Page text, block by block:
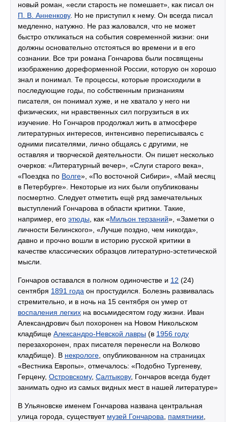
новый роман, «если старость не помешает», как писал он
П. В. Анненкову. Но не приступил к нему. Он всегда писал
медленно, натужно. Не раз жаловался, что не может
быстро откликаться на события современной жизни: они
должны основательно отстояться во времени и в его
сознании. Все три романа Гончарова были посвящены
изображению дореформенной России, которую он хорошо
знал и понимал. Те процессы, которые происходили в
последующие годы, по собственным признаниям
писателя, он понимал хуже, и не хватало у него ни
физических, ни нравственных сил погрузиться в их
изучение. Но Гончаров продолжал жить в атмосфере
литературных интересов, интенсивно переписываясь с
одними писателями, лично общаясь с другими, не
оставляя и творческой деятельности. Он пишет несколько
очерков: «Литературный вечер», «Слуги старого века»,
«Поездка по Волге», «По восточной Сибири», «Май месяц
в Петербурге». Некоторые из них были опубликованы
посмертно. Следует отметить ещё ряд замечательных
выступлений Гончарова в области критики. Такие,
например, его этюды , как «Мильон терзаний», «Заметки о
личности Белинского», «Лучше поздно, чем никогда»,
давно и прочно вошли в историю русской критики в
качестве классических образцов литературно-эстетической
мысли.
Гончаров оставался в полном одиночестве и 12 (24)
сентября 1891 года он простудился. Болезнь развивалась
стремительно, и в ночь на 15 сентября он умер от
воспаления легких на восьмидесятом году жизни. Иван
Александрович был похоронен на Новом Никольском
кладбище Александро-Невской лавры (в 1956 году
перезахоронен, прах писателя перенесли на Волково
кладбище). В некрологе , опубликованном на страницах
«Вестника Европы», отмечалось: «Подобно Тургеневу,
Герцену, Островскому, Салтыкову, Гончаров всегда будет
занимать одно из самых видных мест в нашей литературе»
В Ульяновске именем Гончарова названа центральная
улица города, существует музей Гончарова памятники